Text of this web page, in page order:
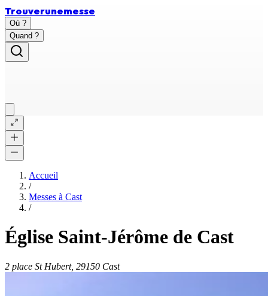
Trouverunemesse
Où ?
Quand ?
Accueil
/
Messes à Cast
/
Église Saint-Jérôme de Cast
2 place St Hubert, 29150 Cast